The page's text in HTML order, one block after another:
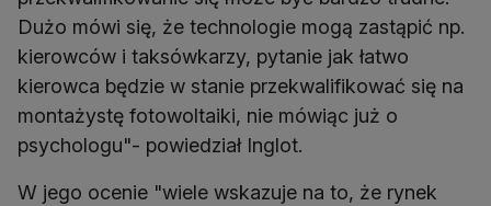
Dużo mówi się, że technologie mogą zastąpić np.
kierowców i taksówkarzy, pytanie jak łatwo
kierowca będzie w stanie przekwalifikować się na
montażystę fotowoltaiki, nie mówiąc już o
psychologu"- powiedział Inglot.
W jego ocenie "wiele wskazuje na to, że rynek